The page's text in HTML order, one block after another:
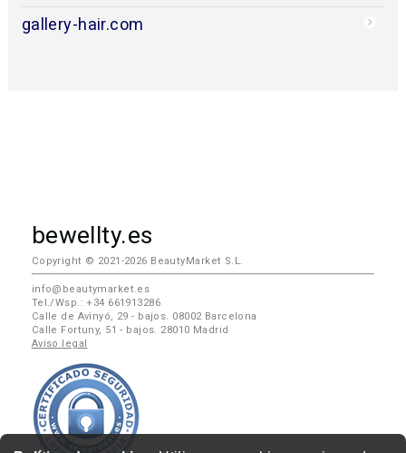
gallery-hair.com
bewellty.es
Copyright © 2021-2026 BeautyMarket S.L.
info@beautymarket.es
Tel./Wsp.: +34 661913286
Calle de Avinyó, 29 - bajos. 08002 Barcelona
Calle Fortuny, 51 - bajos. 28010 Madrid
Aviso legal